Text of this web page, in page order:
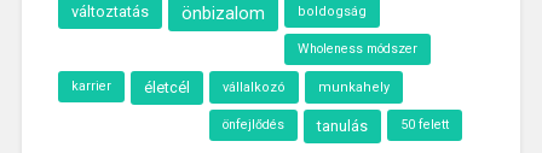
változtatás önbizalom boldogság
Wholeness módszer
karrier életcél vállalkozó munkahely
önfejlődés tanulás 50 felett